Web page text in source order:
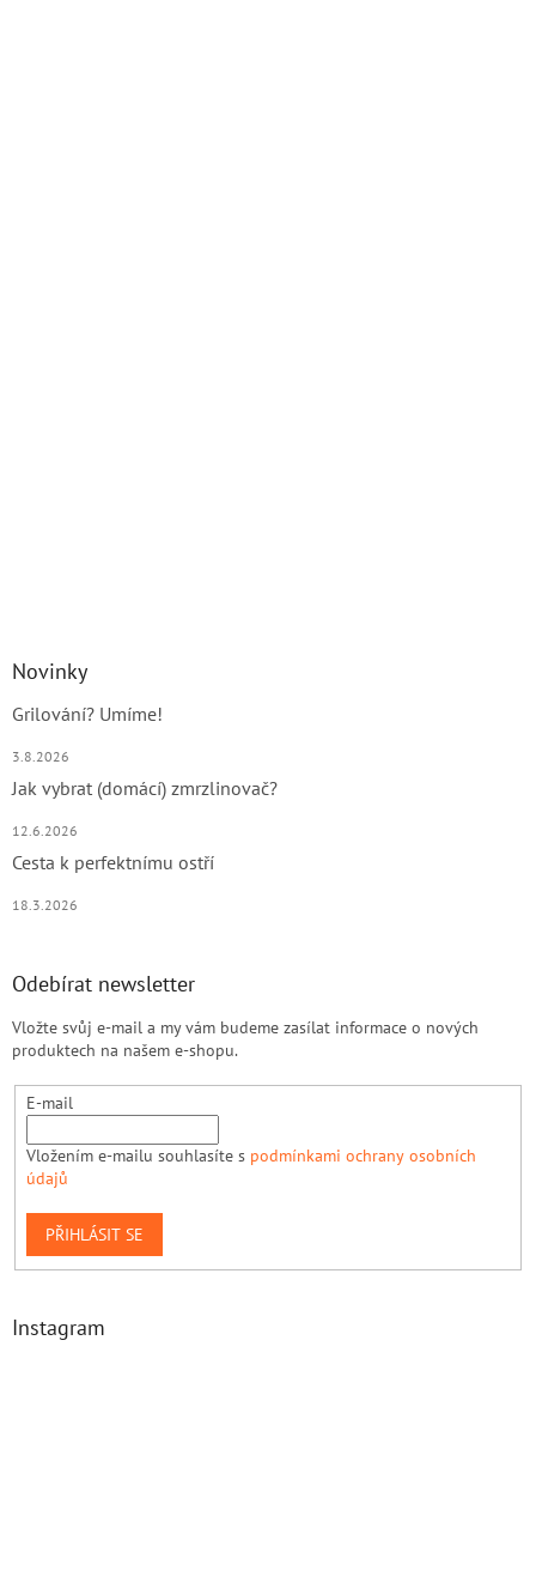
Novinky
Grilování? Umíme!
3.8.2026
Jak vybrat (domácí) zmrzlinovač?
12.6.2026
Cesta k perfektnímu ostří
18.3.2026
Odebírat newsletter
Vložte svůj e-mail a my vám budeme zasílat informace o nových
produktech na našem e-shopu.
E-mail
Vložením e-mailu souhlasíte s podmínkami ochrany osobních
údajů
PŘIHLÁSIT SE
Instagram